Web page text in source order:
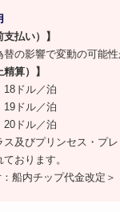
払い）】
の影響で変動の可能性
算）】
ル／泊
19ドル／泊
ル／泊
及びプリンセス・プレ
おります。
船内チップ代金改定＞